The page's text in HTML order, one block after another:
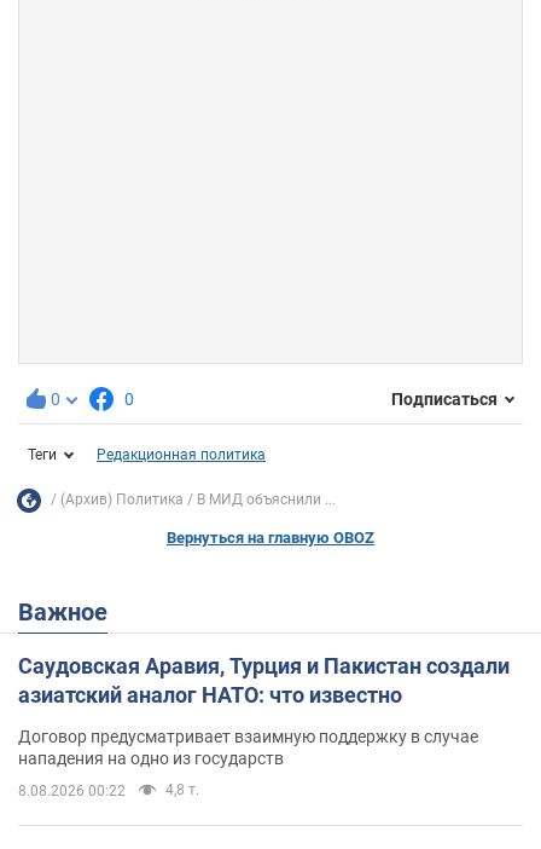
0 0 Подписаться
Теги Редакционная политика
(Архив) Политика В МИД объяснили ...
Вернуться на главную OBOZ
Важное
Саудовская Аравия, Турция и Пакистан создали
азиатский аналог НАТО: что известно
Договор предусматривает взаимную поддержку в случае
нападения на одно из государств
8.08.2026 00:22 4,8 т.